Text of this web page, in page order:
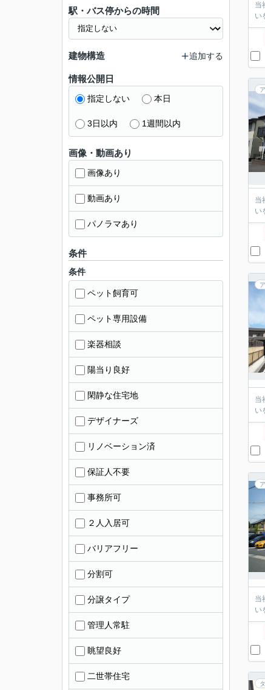
当
い
当
い
当
い
当
い
駅・バス停からの時間
建物構造 追加する
情報公開日
指定しない 本日
3日以内 1週間以内
画像・動画あり
画像あり
動画あり
パノラマあり
条件
条件
ペット飼育可
ペット専用設備
楽器相談
陽当り良好
閑静な住宅地
デザイナーズ
リノベーション済
保証人不要
事務所可
２人入居可
バリアフリー
分割可
分譲タイプ
管理人常駐
眺望良好
二世帯住宅